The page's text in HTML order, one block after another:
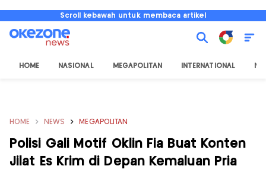
Scroll kebawah untuk membaca artikel
HOME NASIONAL MEGAPOLITAN INTERNATIONAL
HOME NEWS MEGAPOLITAN
Polisi Gali Motif Oklin Fia Buat Konten
Jilat Es Krim di Depan Kemaluan Pria